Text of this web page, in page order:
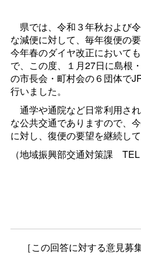
県では、令和３年秋および
な減便に対して、毎年復便の
今年春のダイヤ改正において
で、この度、１月27日に島根
の市長会・町村会の６団体で
行いました。
通学や通院など日常利用さ
な公共交通でありますので、
に対し、復便の要望を継続して
（地域振興部交通対策課
［この回答に対する意見募集